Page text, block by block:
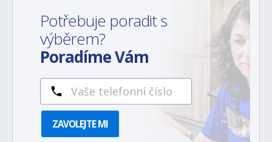
Potřebuje poradit s
výběrem?
Poradíme Vám
ZAVOLEJTE MI